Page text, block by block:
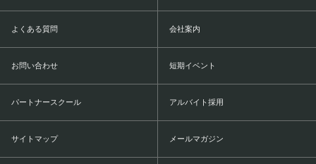
よくある質問 会社案内
お問い合わせ 短期イベント
パートナースクール アルバイト採用
サイトマップ メールマガジン